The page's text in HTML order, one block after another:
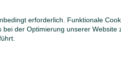
erforderlich. Funktionale
der Optimierung unserer